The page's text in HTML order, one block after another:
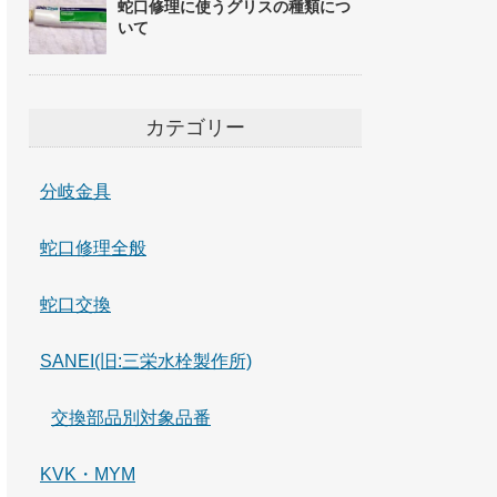
蛇口修理に使うグリスの種類につ
いて
カテゴリー
分岐金具
蛇口修理全般
蛇口交換
SANEI(旧:三栄水栓製作所)
交換部品別対象品番
KVK・MYM